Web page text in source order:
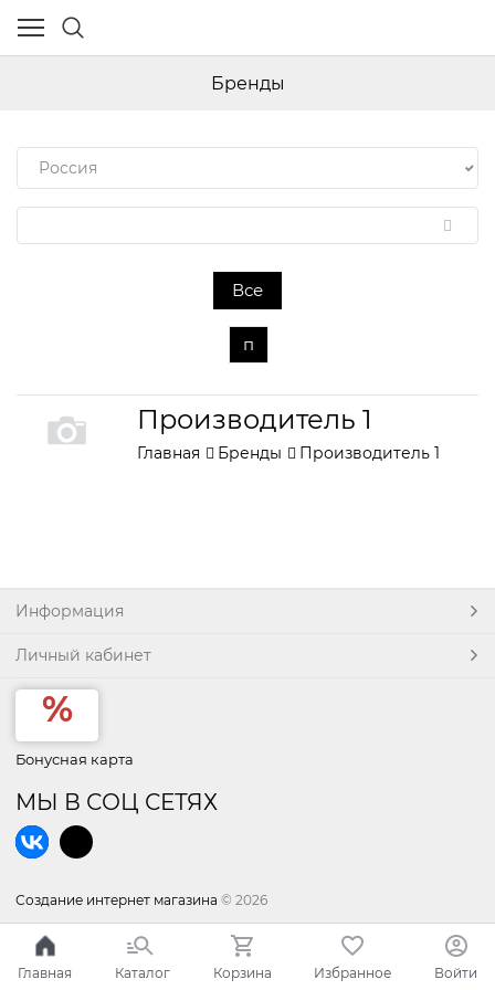
Бренды
Все
п
Производитель 1
Главная Бренды Производитель 1
Информация
Личный кабинет
Бонусная карта
МЫ В СОЦ СЕТЯХ
Создание интернет магазина © 2026
Главная Каталог Корзина Избранное Войти